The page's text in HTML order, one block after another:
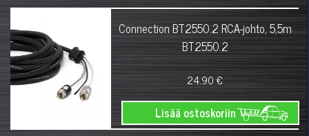
Connection BT2550.2 RCA-johto, 5,5m
BT2550.2
24.90 €
Lisää ostoskoriin